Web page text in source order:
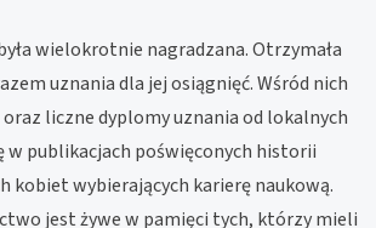
wielokrotnie nagradzana. Otrzymała
uznania dla jej osiągnięć. Wśród nich
oraz liczne dyplomy uznania od lokalnych
w publikacjach poświęconych historii
kobiet wybierających karierę naukową.
jest żywe w pamięci tych, którzy mieli